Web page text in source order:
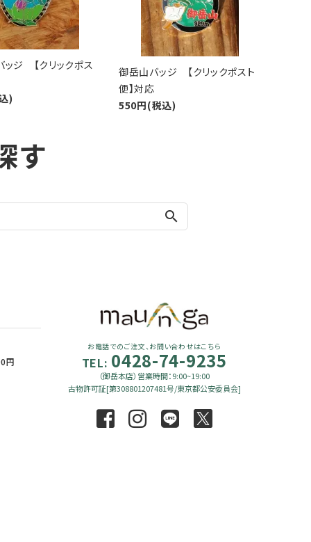
ッジ 【クリックポス
)
御岳山バッジ 【クリックポスト
便】対応
550円(税込)
す
search
円
お電話でのご注文、お問い合わせはこちら
TEL: 0428-74-9235
（御岳本店）営業時間：9:00~19:00
古物許可証[第308801207481号/東京都公安委員会]